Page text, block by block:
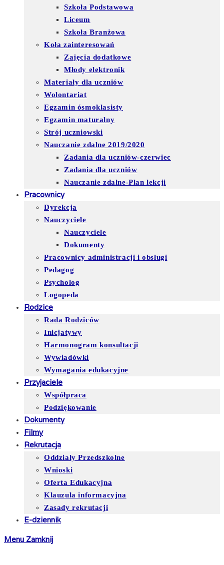
Szkoła Podstawowa
Liceum
Szkoła Branżowa
Koła zainteresowań
Zajęcia dodatkowe
Młody elektronik
Materiały dla uczniów
Wolontariat
Egzamin ósmoklasisty
Egzamin maturalny
Strój uczniowski
Nauczanie zdalne 2019/2020
Zadania dla uczniów-czerwiec
Zadania dla uczniów
Nauczanie zdalne-Plan lekcji
Pracownicy
Dyrekcja
Nauczyciele
Nauczyciele
Dokumenty
Pracownicy administracji i obsługi
Pedagog
Psycholog
Logopeda
Rodzice
Rada Rodziców
Inicjatywy
Harmonogram konsultacji
Wywiadówki
Wymagania edukacyjne
Przyjaciele
Współpraca
Podziękowanie
Dokumenty
Filmy
Rekrutacja
Oddziały Przedszkolne
Wnioski
Oferta Edukacyjna
Klauzula informacyjna
Zasady rekrutacji
E-dziennik
Menu Zamknij